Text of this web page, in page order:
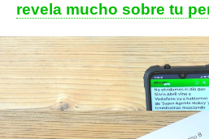
revela mucho sobre tu
Carné de conducir:
teórico a la primera: